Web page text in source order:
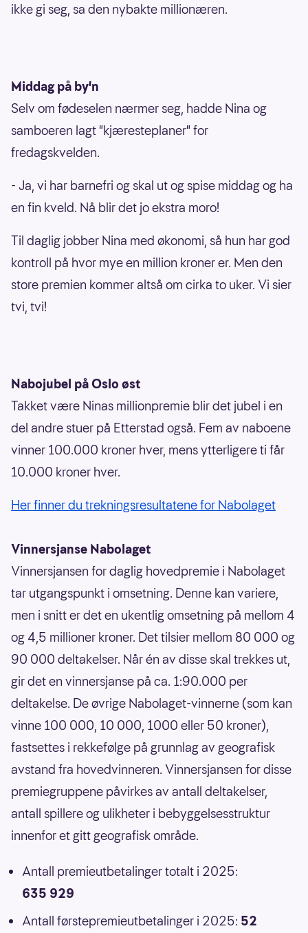
ikke gi seg, sa den nybakte millionæren.
Middag på by'n
Selv om fødeselen nærmer seg, hadde Nina og
samboeren lagt "kjæresteplaner" for
fredagskvelden.
- Ja, vi har barnefri og skal ut og spise middag og ha
en fin kveld. Nå blir det jo ekstra moro!
Til daglig jobber Nina med økonomi, så hun har god
kontroll på hvor mye en million kroner er. Men den
store premien kommer altså om cirka to uker. Vi sier
tvi, tvi!
Nabojubel på Oslo øst
Takket være Ninas millionpremie blir det jubel i en
del andre stuer på Etterstad også. Fem av naboene
vinner 100.000 kroner hver, mens ytterligere ti får
10.000 kroner hver.
Her finner du trekningsresultatene for Nabolaget
Vinnersjanse Nabolaget
Vinnersjansen for daglig hovedpremie i Nabolaget
tar utgangspunkt i omsetning. Denne kan variere,
men i snitt er det en ukentlig omsetning på mellom 4
og 4,5 millioner kroner. Det tilsier mellom 80 000 og
90 000 deltakelser. Når én av disse skal trekkes ut,
gir det en vinnersjanse på ca. 1:90.000 per
deltakelse. De øvrige Nabolaget-vinnerne (som kan
vinne 100 000, 10 000, 1000 eller 50 kroner),
fastsettes i rekkefølge på grunnlag av geografisk
avstand fra hovedvinneren. Vinnersjansen for disse
premiegruppene påvirkes av antall deltakelser,
antall spillere og ulikheter i bebyggelsesstruktur
innenfor et gitt geografisk område.
Antall premieutbetalinger totalt i 2025:
635 929
Antall førstepremieutbetalinger i 2025: 52